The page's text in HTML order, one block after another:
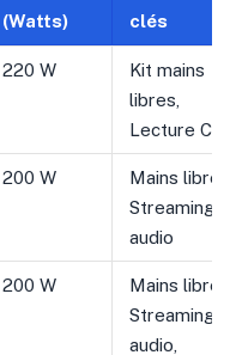
Bluetooth
(Watts)
clés
220 W
Kit mains
libres,
Lecture CD
200 W
Mains libres,
Streaming
audio
200 W
Mains libres,
Streaming
audio,